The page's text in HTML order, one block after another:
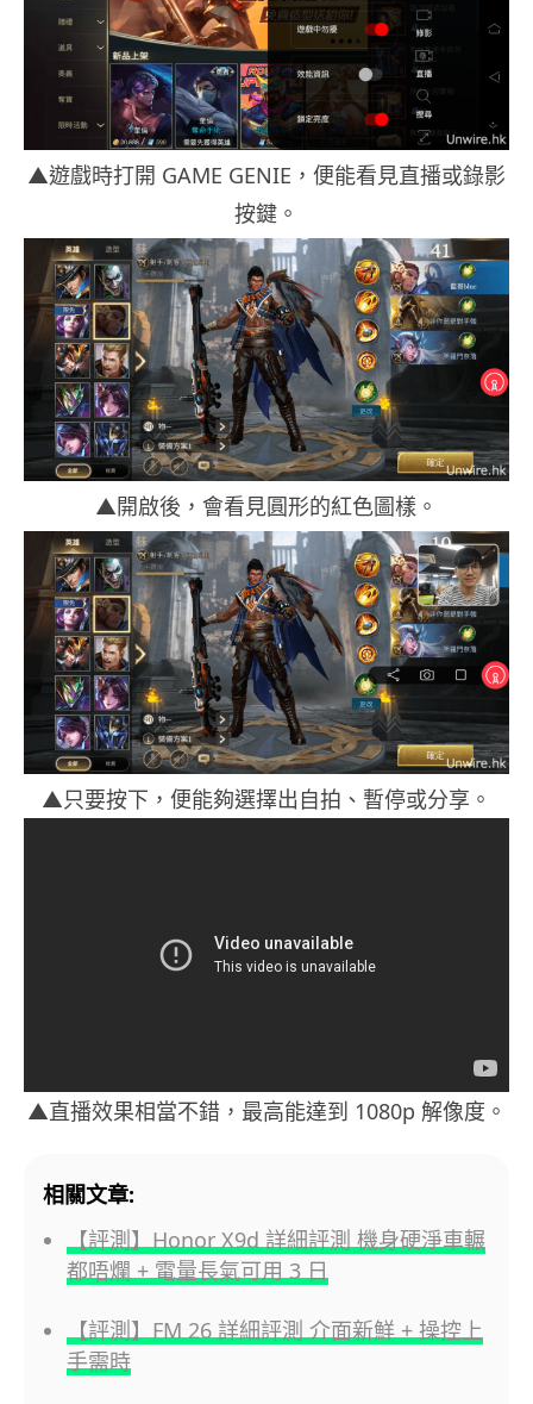
▲遊戲時打開 GAME GENIE，便能看見直播或錄影
按鍵。
▲開啟後，會看見圓形的紅色圖樣。
▲只要按下，便能夠選擇出自拍、暫停或分享。
▲直播效果相當不錯，最高能達到 1080p 解像度。
相關文章:
【評測】Honor X9d 詳細評測 機身硬淨車輾
都唔爛 + 電量長氣可用 3 日
【評測】FM 26 詳細評測 介面新鮮 + 操控上
手需時